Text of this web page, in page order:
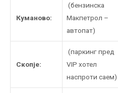
Куманово:
(бензинска
Макпетрол –
автопат)
Скопје:
(паркинг пред
VIP хотел
наспроти саем)